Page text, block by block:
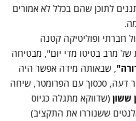
לתוכן שהם בכלל לא אמורים
חברתי ופוליטיקה קטנה
מרב בטיטו מדי יום", מבטיחה
, שבאותה מידה אפשר היה
דעה, סכסוך עם הפרומטר, שיחה
ששון (שדווקא מתגלה כגיוס
ששנוררו את התקציב)